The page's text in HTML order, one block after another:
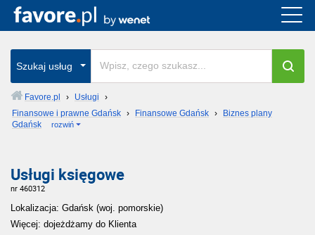
Szukaj usług
Favore.pl › Usługi
›
Finansowe i prawne Gdańsk › Finansowe Gdańsk ›
Biznes plany
Gdańsk
rozwiń
Usługi księgowe
nr 460312
Lokalizacja: Gdańsk (woj. pomorskie)
Więcej: dojeżdżamy do Klienta